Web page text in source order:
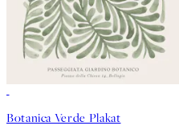
Botanica Verde Plakat